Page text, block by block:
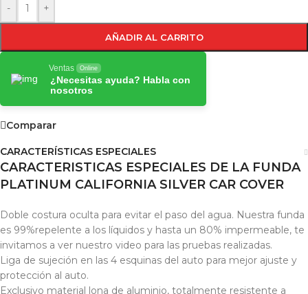
- +
AÑADIR AL CARRITO
Ventas Online
¿Necesitas ayuda? Habla con
nosotros
Comparar
CARACTERÍSTICAS ESPECIALES
CARACTERISTICAS ESPECIALES DE LA FUNDA
PLATINUM CALIFORNIA SILVER CAR COVER
Doble costura oculta para evitar el paso del agua. Nuestra funda
es 99%repelente a los líquidos y hasta un 80% impermeable, te
invitamos a ver nuestro video para las pruebas realizadas.
Liga de sujeción en las 4 esquinas del auto para mejor ajuste y
protección al auto.
Exclusivo material lona de aluminio, totalmente resistente a